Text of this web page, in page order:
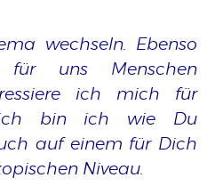
wechseln. Ebenso
uns Menschen
ich mich für
bin ich wie Du
auf einem für Dich
Niveau.